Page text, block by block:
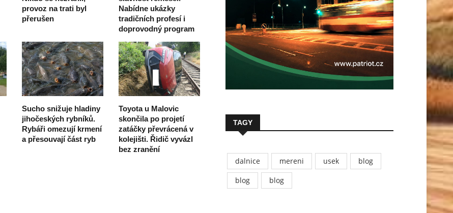
provoz na trati byl
přerušen
Nabídne ukázky
tradičních profesí i
doprovodný program
Sucho snižuje hladiny
jihočeských rybníků.
Rybáři omezují krmení
a přesouvají část ryb
Toyota u Malovic
skončila po projetí
zatáčky převrácená v
kolejišti. Řidič vyvázl
bez zranění
TAGY
dalnice mereni usek
blog
blog
blog